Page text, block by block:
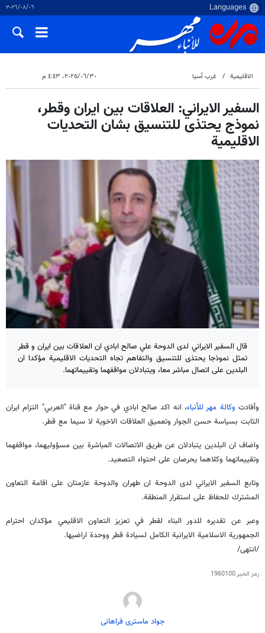
٠٦‏/٠٨‏/٢٠٢٦
الاقلیمیة غرب آسیا ٣٠‏/٠٦‏/٢٠٢٥، ٤:٤٣ م
السفير الايراني: العلاقات بين ايران وقطر،
نموذج يحتذى للتنسيق بشان التحديات
الاقليمية
قال السفير الايراني لدى الدوحة علي صالح ابادي ان العلاقات بين ايران و قطر
تمثل نموذجا يحتذى للتنسيق والتفاهم تجاه التحديات الاقليمية مؤكدا ان
البلدين على اتصال مباشر معا، ويتبادلان مواقفهما وتقييماتهما.
وأفادت وكالة مهر للأنباء، انه اكد صالح ابادي في حوار مع قناة "العربي" التزام ايران
الثابت بسياسة حسن الجوار وتعميق العلاقات الاخوية لا سيما مع قطر.
واضاف ان البلدين يتبادلان عن طريق الاتصالات المباشرة بين مسؤوليهما، مواقفهما
وتقييماتهما وكلاهما يحرصان على احتواء التصعيد.
وتابع السفير الايراني لدى الدوحة ان طهران والدوحة عازمتان على اقامة التعاون
المشترك للحفاظ على استقرار المنطقة.
وعبر عن تقديره للدور البناء لقطر في تعزيز التعاون الاقليمي مؤكدان احترام
الجمهورية الاسلامية الايرانية الكامل لسيادة قطر ووحدة اراضيها.
/انتهى/
رمز الخبر1960100
جواد ماستری فراهانی